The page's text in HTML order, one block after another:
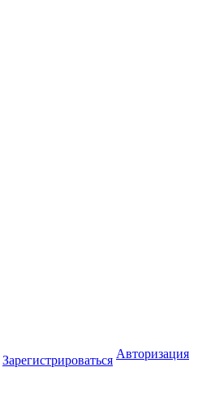
Зарегистрироваться Авторизация